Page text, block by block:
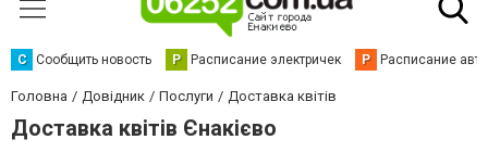
С Сообщить новость Р Расписание электричек Р Расписание
Головна Довідник Послуги Доставка квітів
Доставка квітів Єнакієво